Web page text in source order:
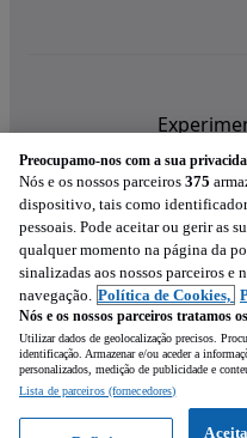
Preocupamo-nos com a sua
Nós e os nossos parceiros 375
dispositivo, tais como
pessoais. Pode aceitar ou gerir as
qualquer momento na página da
sinalizadas aos nossos parceiros e
navegação. Política de Cookies,
Nós e os nossos parceiros tratamos
Utilizar dados de geolocalização precisos.
identificação. Armazenar e/ou aceder a
personalizados, medição de publicidade e
Lista de parceiros (fornecedores)